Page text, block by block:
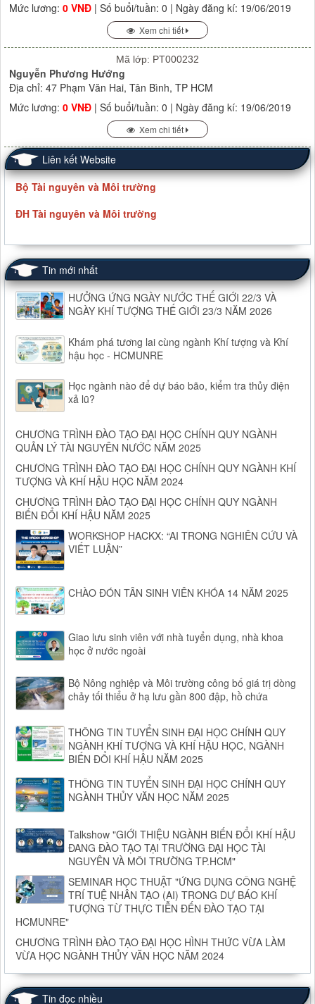
Mức lương: 0 VNĐ | Số buổi/tuần: 0 | Ngày đăng kí: 19/06/2019
Xem chi tiết
Mã lớp: PT000232
Nguyễn Phương Hướng
Địa chỉ: 47 Phạm Văn Hai, Tân Bình, TP HCM
Mức lương: 0 VNĐ | Số buổi/tuần: 0 | Ngày đăng kí: 19/06/2019
Xem chi tiết
Liên kết Website
Bộ Tài nguyên và Môi trường
ĐH Tài nguyên và Môi trường
Tin mới nhất
HƯỞNG ỨNG NGÀY NƯỚC THẾ GIỚI 22/3 VÀ
NGÀY KHÍ TƯỢNG THẾ GIỚI 23/3 NĂM 2026
Khám phá tương lai cùng ngành Khí tượng và Khí
hậu học - HCMUNRE
Học ngành nào để dự báo bão, kiểm tra thủy điện
xả lũ?
CHƯƠNG TRÌNH ĐÀO TẠO ĐẠI HỌC CHÍNH QUY NGÀNH
QUẢN LÝ TÀI NGUYÊN NƯỚC NĂM 2025
CHƯƠNG TRÌNH ĐÀO TẠO ĐẠI HỌC CHÍNH QUY NGÀNH KHÍ
TƯỢNG VÀ KHÍ HẬU HỌC NĂM 2024
CHƯƠNG TRÌNH ĐÀO TẠO ĐẠI HỌC CHÍNH QUY NGÀNH
BIẾN ĐỔI KHÍ HẬU NĂM 2025
WORKSHOP HACKX: “AI TRONG NGHIÊN CỨU VÀ
VIẾT LUẬN”
CHÀO ĐÓN TÂN SINH VIÊN KHÓA 14 NĂM 2025
Giao lưu sinh viên với nhà tuyển dụng, nhà khoa
học ở nước ngoài
Bộ Nông nghiệp và Môi trường công bố giá trị dòng
chảy tối thiểu ở hạ lưu gần 800 đập, hồ chứa
THÔNG TIN TUYỂN SINH ĐẠI HỌC CHÍNH QUY
NGÀNH KHÍ TƯỢNG VÀ KHÍ HẬU HỌC, NGÀNH
BIẾN ĐỔI KHÍ HẬU NĂM 2025
THÔNG TIN TUYỂN SINH ĐẠI HỌC CHÍNH QUY
NGÀNH THỦY VĂN HỌC NĂM 2025
Talkshow "GIỚI THIỆU NGÀNH BIẾN ĐỔI KHÍ HẬU
ĐANG ĐÀO TẠO TẠI TRƯỜNG ĐẠI HỌC TÀI
NGUYÊN VÀ MÔI TRƯỜNG TP.HCM"
SEMINAR HỌC THUẬT "ỨNG DỤNG CÔNG NGHỆ
TRÍ TUỆ NHÂN TẠO (AI) TRONG DỰ BÁO KHÍ
TƯỢNG TỪ THỰC TIỄN ĐẾN ĐÀO TẠO TẠI
HCMUNRE"
CHƯƠNG TRÌNH ĐÀO TẠO ĐẠI HỌC HÌNH THỨC VỪA LÀM
VỪA HỌC NGÀNH THỦY VĂN HỌC NĂM 2024
Tin đọc nhiều